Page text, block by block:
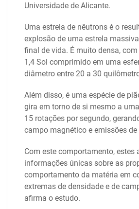
Universidade de Alicante.
Uma estrela de nêutrons é o
explosão de uma estrela
final de vida. É muito densa,
1,4 Sol comprimido em uma
diâmetro entre 20 a 30
Além disso, é uma espécie de
gira em torno de si mesmo a
15 rotações por segundo,
campo magnético e emissões de
Com este comportamento, estes
informações únicas sobre as
comportamento da matéria em
extremas de densidade e de
afirma o estudo.